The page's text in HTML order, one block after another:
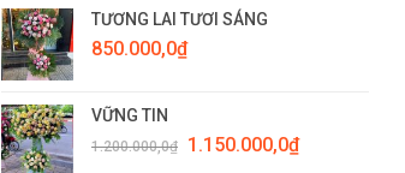
TƯƠNG LAI TƯƠI SÁNG
850.000,0₫
VỮNG TIN
1.200.000,0₫
Giá
1.150.000,0₫Giá